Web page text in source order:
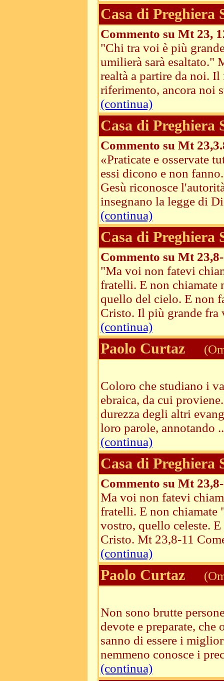
Casa di Preghiera
Commento su Mt 23,
"Chi tra voi è più
umilierà sarà esaltato."
realtà a partire da noi.
riferimento, ancora noi
(continua)
Casa di Preghiera
Commento su Mt
«Praticate e osservate
essi dicono e non
Gesù riconosce
insegnano la legge di
(continua)
Casa di Preghiera
Commento su Mt
"Ma voi non fatevi
fratelli. E non chiamate
quello del cielo. E non
Cristo. Il più grande fra
(continua)
Paolo Curtaz
Coloro che studiano i
ebraica, da cui
durezza degli altri
loro parole, annotando
(continua)
Casa di Preghiera
Commento su Mt
Ma voi non fatevi
fratelli. E non chiamate
vostro, quello celeste.
Cristo. Mt 23,8-11
(continua)
Paolo Curtaz
Non sono brutte
devote e preparate,
sanno di essere i
nemmeno conosce i
(continua)